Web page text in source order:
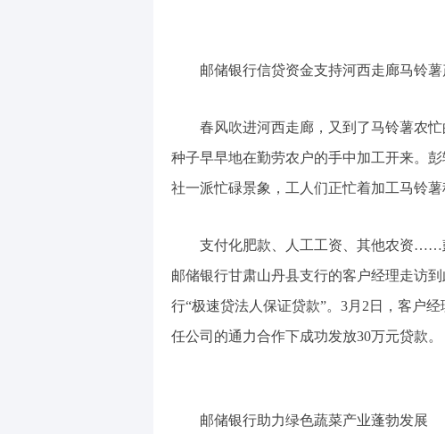
邮储银行信贷资金支持河西走廊马铃薯
春风吹进河西走廊，又到了马铃薯农忙
种子早早地在勤劳农户的手中加工开来。
社一派忙碌景象，工人们正忙着加工马铃
支付化肥款、人工工资、其他农资……彭
邮储银行甘肃山丹县支行的客户经理走访
行“极速贷法人保证贷款”。3月2日，客户
任公司的通力合作下成功发放30万元贷款。
邮储银行助力绿色蔬菜产业蓬勃发展